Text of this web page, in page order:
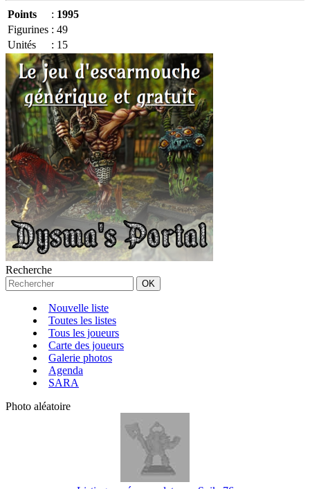
Points : 1995
Figurines : 49
Unités
: 15
Recherche
Nouvelle liste
Toutes les listes
Tous les joueurs
Carte des joueurs
Galerie photos
Agenda
SARA
Photo aléatoire